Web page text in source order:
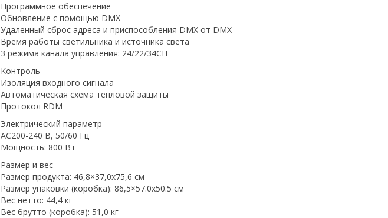
Программное обеспечение
Обновление с помощью DMX
Удаленный сброс адреса и приспособления DMX от DMX
Время работы светильника и источника света
3 режима канала управления: 24/22/34CH
Контроль
Изоляция входного сигнала
Автоматическая схема тепловой защиты
Протокол RDM
Электрический параметр
AC200-240 В, 50/60 Гц
Мощность: 800 Вт
Размер и вес
Размер продукта: 46,8×37,0x75,6 см
Размер упаковки (коробка): 86,5×57.0x50.5 см
Вес нетто: 44,4 кг
Вес брутто (коробка): 51,0 кг